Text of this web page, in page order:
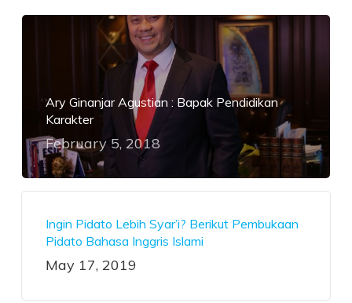
Ary Ginanjar Agustian : Bapak Pendidikan
Karakter
February 5, 2018
Ingin Pidato Lebih Syar’i? Berikut Pembukaan
Pidato Bahasa Inggris Islami
May 17, 2019